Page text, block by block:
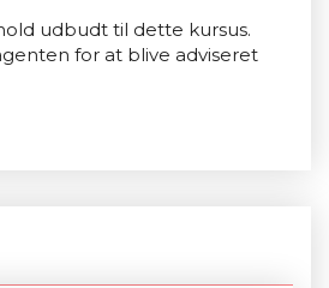
udbudt til dette kursus.
for at blive adviseret